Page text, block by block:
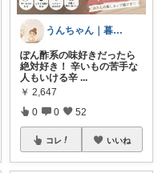
うんちゃん｜暮らしと購入品
ぽん酢系の味好きだったら
絶対好き！ 辛いもの苦手な
人もいける辛 ...
￥ 2,647
0 0 52
コレ いいね